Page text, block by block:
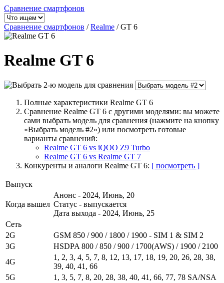
Сравнение смартфонов
Сравнение смартфонов /Realme /GT 6
Realme GT 6
Полные характеристики Realme GT 6
Сравнение Realme GT 6 с другими моделями: вы можете
сами выбрать модель для сравнения (нажмите на кнопку
«Выбрать модель #2») или посмотреть готовые
варианты сравнений:
Realme GT 6 vs iQOO Z9 Turbo
Realme GT 6 vs Realme GT 7
Конкуренты и аналоги Realme GT 6: [ посмотреть ]
Выпуск
Когда вышел
Анонс - 2024, Июнь, 20
Статус - выпускается
Дата выхода - 2024, Июнь, 25
Сеть
2G
GSM 850 / 900 / 1800 / 1900 - SIM 1 & SIM 2
3G
HSDPA 800 / 850 / 900 / 1700(AWS) / 1900 / 2100
4G
1, 2, 3, 4, 5, 7, 8, 12, 13, 17, 18, 19, 20, 26, 28, 38,
39, 40, 41, 66
5G
1, 3, 5, 7, 8, 20, 28, 38, 40, 41, 66, 77, 78 SA/NSA